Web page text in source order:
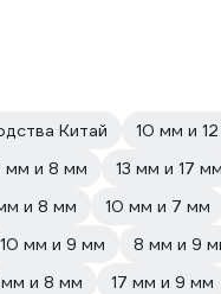
Китай
10 мм и
мм и 8 мм
13 мм и 17
и 8 мм
10 мм и 7 мм
10 мм и 9 мм
8 мм и 9
и 8 мм
17 мм и 9 мм